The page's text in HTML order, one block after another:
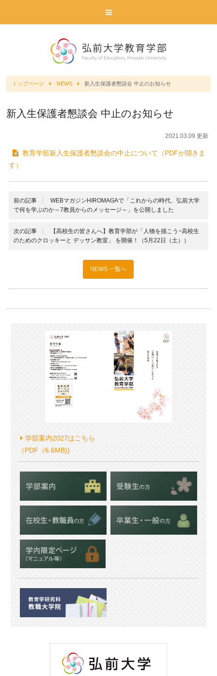
トップページ NEWS 新入生保護者懇談会 中止のお知らせ
新入生保護者懇談会 中止のお知らせ
2021.03.09 更新
教育学部新入生保護者懇談会の中止について（PDFが開きま
す）
前の記事
WEBマガジンHIROMAGAで「これからの時代、弘前大学
で何を学ぶのか～7教員からのメッセージ～」を公開しました
次の記事
【高校生の皆さんへ】教育学部が「人物を描こう−高校生
のためのクロッキーと デッサン教室」 を開催！（5月22日（土））
NEWS 一覧へ
学部案内2027はこちら
（PDF（6.6MB))